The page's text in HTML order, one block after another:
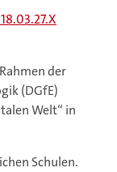
der
(DGfE)
Welt“ in
Schulen.